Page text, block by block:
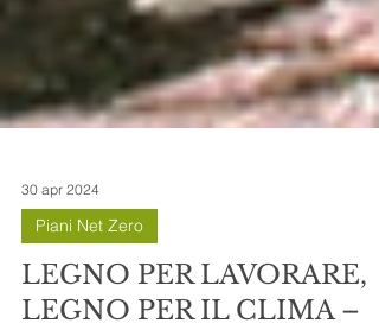
30 apr 2024
Piani Net Zero
LEGNO PER LAVORARE,